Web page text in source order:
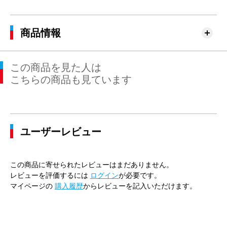
商品情報
この商品を見た人は
こちらの商品も見ています
ユーザーレビュー
この商品に寄せられたレビューはまだありません。
レビューを評価するには ログインが必要です。
マイページの 購入履歴からレビューを記入いただけます。